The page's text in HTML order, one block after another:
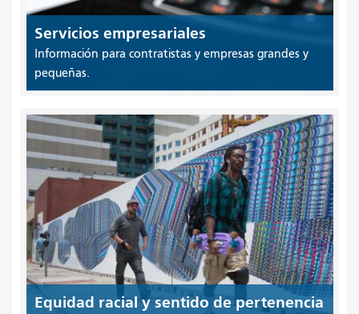
Servicios empresariales
Información para contratistas y empresas grandes y
pequeñas.
Equidad racial y sentido de pertenencia